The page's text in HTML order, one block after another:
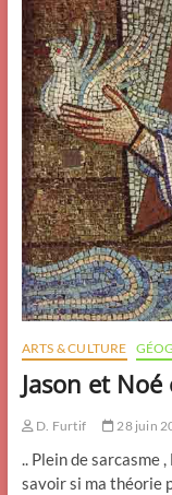
ARTS & CULTURE
Jason et
D. Furtif 28 juin
.. Plein de sarcasme
savoir si ma théorie